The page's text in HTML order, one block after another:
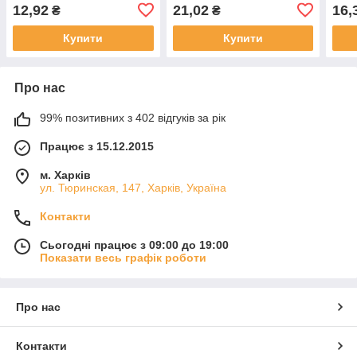
12,92 ₴
Купити
21,02₴
Купити
Про нас
99% позитивних з 402 відгуків за рік
Працює з 15.12.2015
м. Харків
ул. Тюринская, 147, Харків, Україна
Контакти
Сьогодні працює з 09:00 до 19:00
Показати весь графік роботи
Про нас
Контакти